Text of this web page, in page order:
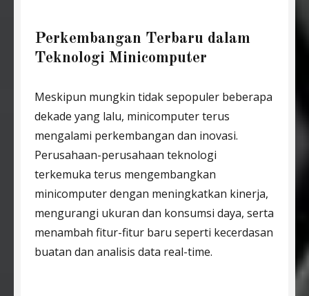
Perkembangan Terbaru dalam
Teknologi Minicomputer
Meskipun mungkin tidak sepopuler beberapa
dekade yang lalu, minicomputer terus
mengalami perkembangan dan inovasi.
Perusahaan-perusahaan teknologi
terkemuka terus mengembangkan
minicomputer dengan meningkatkan kinerja,
mengurangi ukuran dan konsumsi daya, serta
menambah fitur-fitur baru seperti kecerdasan
buatan dan analisis data real-time.